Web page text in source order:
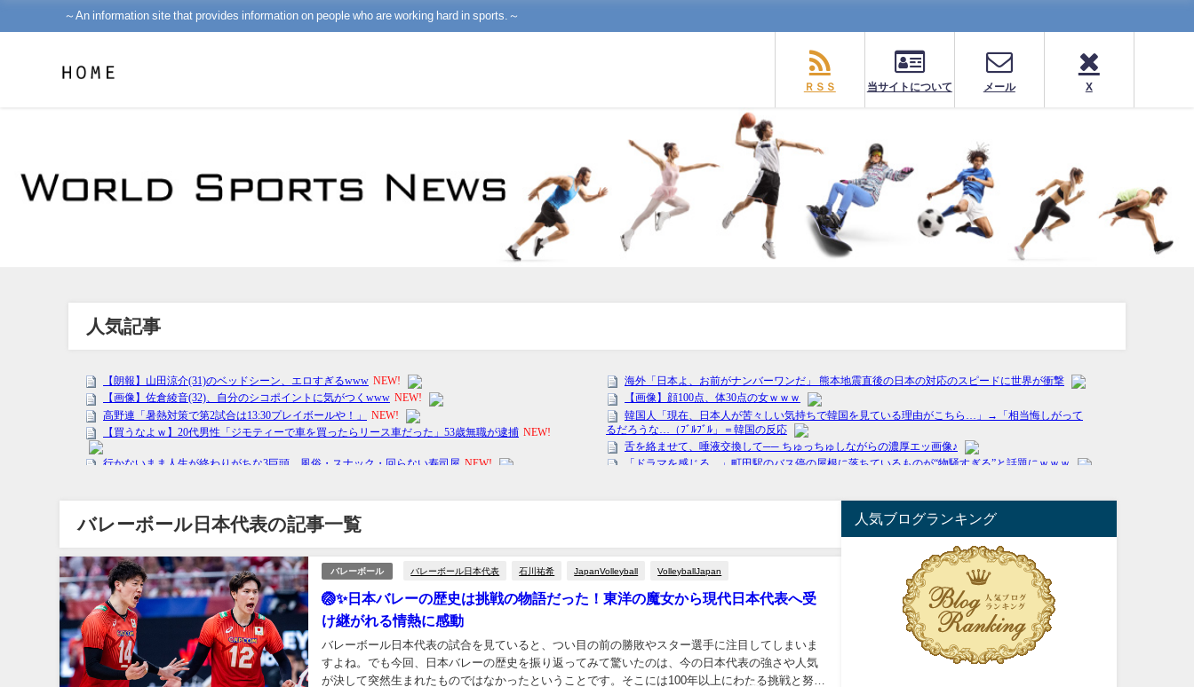
～An information site that provides information on people who are working hard in sports.～
ＲＳＳ 当サイトについて メール X
人気記事
バレーボール日本代表の記事一覧
バレーボール バレーボール日本代表 石川祐希 JapanVolleyball VolleyballJapan
🏐✨日本バレーの歴史は挑戦の物語だった！東洋の魔女から現代日本代表へ受
け継がれる情熱に感動
バレーボール日本代表の試合を見ていると、つい目の前の勝敗やスター選手に注目してしまいま
すよね。でも今回、日本バレーの歴史を振り返ってみて驚いたのは、今の日本代表の強さや人気
が決して突然生まれたものではなかったということです。そこには100年以上にわたる挑戦と努力
人気ブログランキング